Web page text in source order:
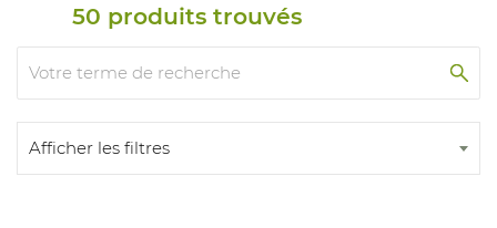
50 produits trouvés
Afficher les filtres